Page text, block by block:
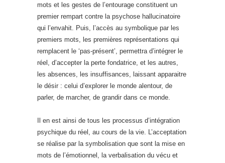
mots et les gestes de l’entourage constituent un
premier rempart contre la psychose hallucinatoire
qui l’envahit. Puis, l’accès au symbolique par les
premiers mots, les premières représentations qui
remplacent le ‘pas-présent’, permettra d’intégrer le
réel, d’accepter la perte fondatrice, et les autres,
les absences, les insuffisances, laissant apparaitre
le désir : celui d’explorer le monde alentour, de
parler, de marcher, de grandir dans ce monde.
Il en est ainsi de tous les processus d’intégration
psychique du réel, au cours de la vie. L’acceptation
se réalise par la symbolisation que sont la mise en
mots de l’émotionnel, la verbalisation du vécu et